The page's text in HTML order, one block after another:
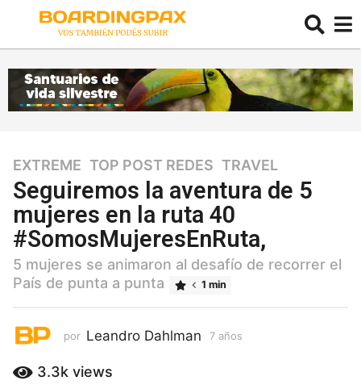
7
a
ñ
o
s
a
ñ
s
EXTREME ,TOP POST REDES ,TRAVEL
Seguiremos la aventura de 5
mujeres en la ruta 40
#SomosMujeresEnRuta,
5 mujeres se animaron al desafío de recorrer el
País de punta a punta
1 min
por Leandro Dahlman 7 años
3.3k views